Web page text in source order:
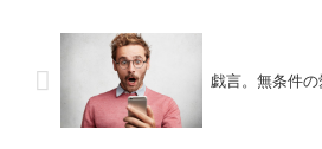
戯言。無条件の